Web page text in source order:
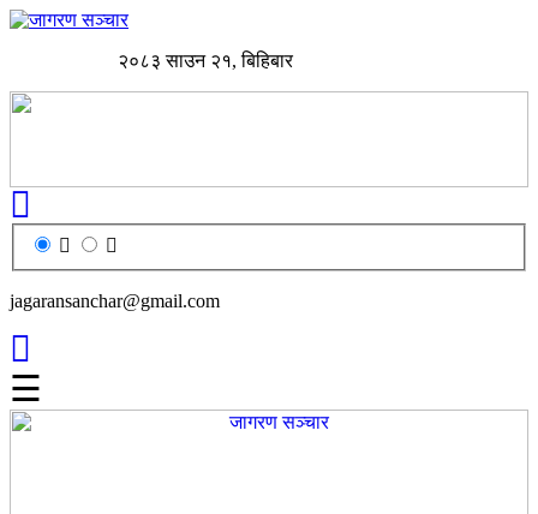
२०८३ साउन २१, बिहिबार
jagaransanchar@gmail.com
☰